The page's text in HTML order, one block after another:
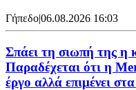
Γήπεδο|06.08.2026 16:03
Σπάει τη σιωπή της η
Παραδέχεται ότι η
έργο αλλά επιμένει